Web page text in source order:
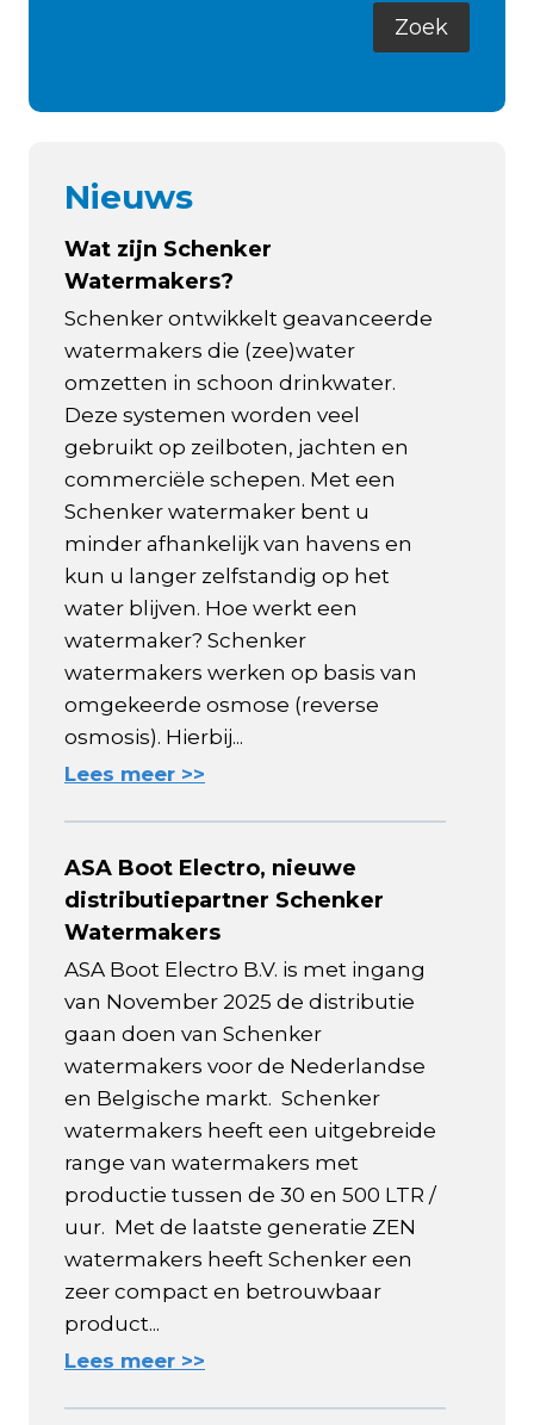
Nieuws
Wat zijn Schenker
Watermakers?
Schenker ontwikkelt geavanceerde
watermakers die (zee)water
omzetten in schoon drinkwater.
Deze systemen worden veel
gebruikt op zeilboten, jachten en
commerciële schepen. Met een
Schenker watermaker bent u
minder afhankelijk van havens en
kun u langer zelfstandig op het
water blijven. Hoe werkt een
watermaker? Schenker
watermakers werken op basis van
omgekeerde osmose (reverse
osmosis). Hierbij...
Lees meer >>
ASA Boot Electro, nieuwe
distributiepartner Schenker
Watermakers
ASA Boot Electro B.V. is met ingang
van November 2025 de distributie
gaan doen van Schenker
watermakers voor de Nederlandse
en Belgische markt. Schenker
watermakers heeft een uitgebreide
range van watermakers met
productie tussen de 30 en 500 LTR /
uur. Met de laatste generatie ZEN
watermakers heeft Schenker een
zeer compact en betrouwbaar
product...
Lees meer >>